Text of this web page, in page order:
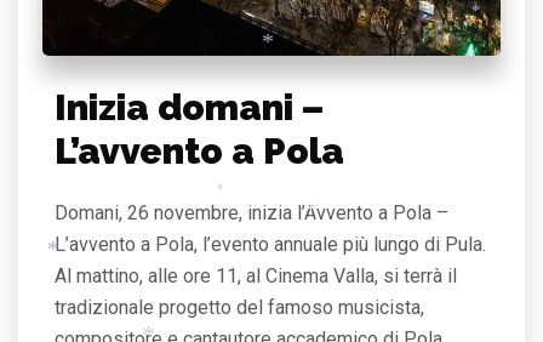
Inizia domani –
L’avvento a Pola
Domani, 26 novembre, inizia l’Avvento a Pola –
L’avvento a Pola, l’evento annuale più lungo di Pula.
Al mattino, alle ore 11, al Cinema Valla, si terrà il
tradizionale progetto del famoso musicista,
*
*
*
*
*